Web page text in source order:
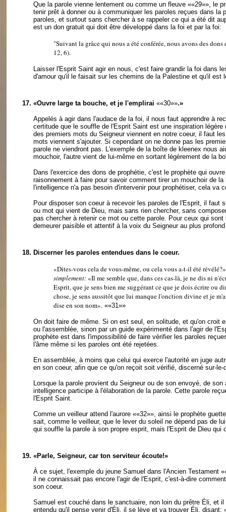
Que la parole vienne lentement ou comme un fleuve ««29»», le
tenir prêt à donner ou à communiquer les paroles reçues dans
paroles, et surtout sans chercher à se rappeler ce qui a été dit
est un don gratuit qui doit être développé dans la foi et par la foi:
"Suivant la grâce qui nous a été conférée, nous avons des
12, 6).
Laisser l'Esprit Saint agir en nous, c'est faire grandir la foi dans
d'amour qu'il le faisait sur les chemins de la Palestine et qu'il est
17. «Ouvre large ta bouche, et je l'emplirai ««30»».»
Appelés à agir dans l'audace de la foi, il nous faut apprendre à
certitude que le souffle de l'Esprit Saint est une inspiration
des premiers mots du Seigneur viennent en notre coeur, il faut
mots viennent s'ajouter. Si cependant on ne donne pas les
parole ne viendront pas. L'exemple de la boîte de kleenex nous
mouchoir, l'autre vient de lui-même en sortant légèrement de la
Dans l'exercice des dons de prophétie, c'est le prophète qui
raisonnement à faire pour savoir comment tirer un mouchoir de
l'intelligence n'a pas besoin d'intervenir pour prophétiser, cela va
Pour disposer son coeur à recevoir les paroles de l'Esprit, il faut
ou mot qui vient de Dieu, mais sans rien chercher, sans
pas chercher à retenir ce mot ou cette parole. Pour ceux qui
demeurer paisible et attentif à la voix du Seigneur au plus
18. Discerner les paroles entendues dans le coeur.
«Dites-vous cela de vous-même, ou cela vous a-t-il été
simplement: «Il me semble que, dans ces cas-là, je ne dis ni
Esprit, que je sens bien me suggérant ce que je dois écrire ou
chose, je sens aussitôt que lui manque l'onction divine et je
dise en son nom». ««31»»
On doit faire de même. Si on est seul, en solitude, et qu'on croit
ou l'assemblée, sinon par un guide expérimenté dans l'agir de
prophète est dans l'impossibilité de faire vérifier les paroles
l'âme même si les paroles ont été rejetées.
En assemblée, à moins que celui qui exerce l'autorité en juge
en son coeur, afin que ce qu'on reçoit soit vérifié, discerné sur-
Lorsque la parole provient du Seigneur ou de son envoyé, de
intelligence participe à l'élaboration de la parole. Cette parole
l'Esprit Saint.
Comme un veilleur attend l'aurore ««32»», ainsi le prophète
sait, comme le veilleur, que le lever du soleil ne dépend pas de
qui souffle la parole à son propre esprit, mais l'Esprit de Dieu qui
19. «Parle, Seigneur, car ton serviteur écoute!»
À ce sujet, l'exemple du jeune Samuel dans l'Ancien Testament
il ne connaissait pas encore l'agir de l'Esprit, c'est-à-dire
son coeur.
Samuel est couché dans le sanctuaire, non loin du prêtre Éli, et
entendu qu'il pense venir d'Éli, il se lève et va trouver Éli,